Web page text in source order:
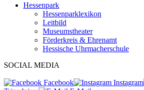
Hessenpark
Hessenparklexikon
Leitbild
Museumstheater
Förderkreis & Ehrenamt
Hessische Uhrmacherschule
SOCIAL MEDIA
Facebook
Instagram